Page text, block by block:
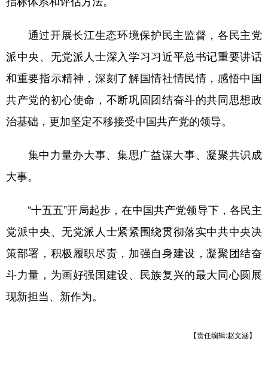
通过开展长江生态环境保护民主监督，各民主党
派中央、无党派人士深入学习习近平总书记重要讲话
和重要指示精神，深刻了解国情社情民情，感悟中国
共产党的初心使命，不断巩固团结奋斗的共同思想政
治基础，更加坚定不移接受中国共产党的领导。
集中力量办大事、集思广益谋大事、凝聚共识成
大事。
“十五五”开局起步，在中国共产党领导下，各民主
党派中央、无党派人士紧紧围绕贯彻落实中共中央决
策部署，积极履职尽责，加强自身建设，凝聚团结奋
斗力量，为画好强国建设、民族复兴的最大同心圆展
现新担当、新作为。
【责任编辑:赵文涵】